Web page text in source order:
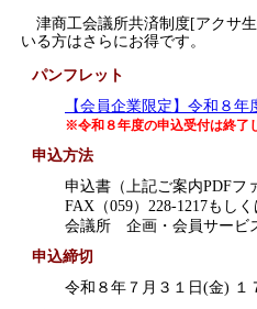
津商工会議所共済制度[アクサ
いる方はさらにお得です。
パンフレット
【会員企業限定】令和８
※令和８年度の申込受付は終了
申込方法
申込書（上記ご案内PDFフ
FAX（059）228-1217もし
会議所 企画・会員サービ
申込締切
令和８年７月３１日(金) １